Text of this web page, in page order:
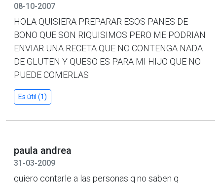
08-10-2007
HOLA QUISIERA PREPARAR ESOS PANES DE
BONO QUE SON RIQUISIMOS PERO ME PODRIAN
ENVIAR UNA RECETA QUE NO CONTENGA NADA
DE GLUTEN Y QUESO ES PARA MI HIJO QUE NO
PUEDE COMERLAS
Es útil (1)
paula andrea
31-03-2009
quiero contarle a las personas q no saben q